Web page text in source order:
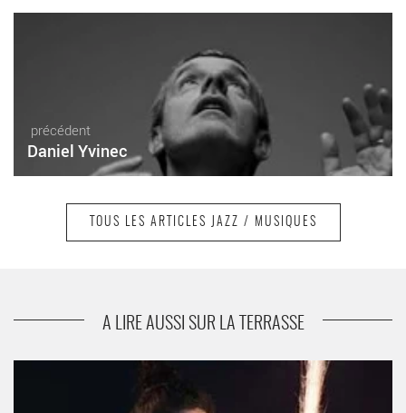
précédent
Daniel Yvinec
Tri Yann
TOUS LES ARTICLES JAZZ / MUSIQUES
A LIRE AUSSI SUR LA TERRASSE
Klô Pelgag - Critique sortie Jazz / Musiques Paris Le Centquatre